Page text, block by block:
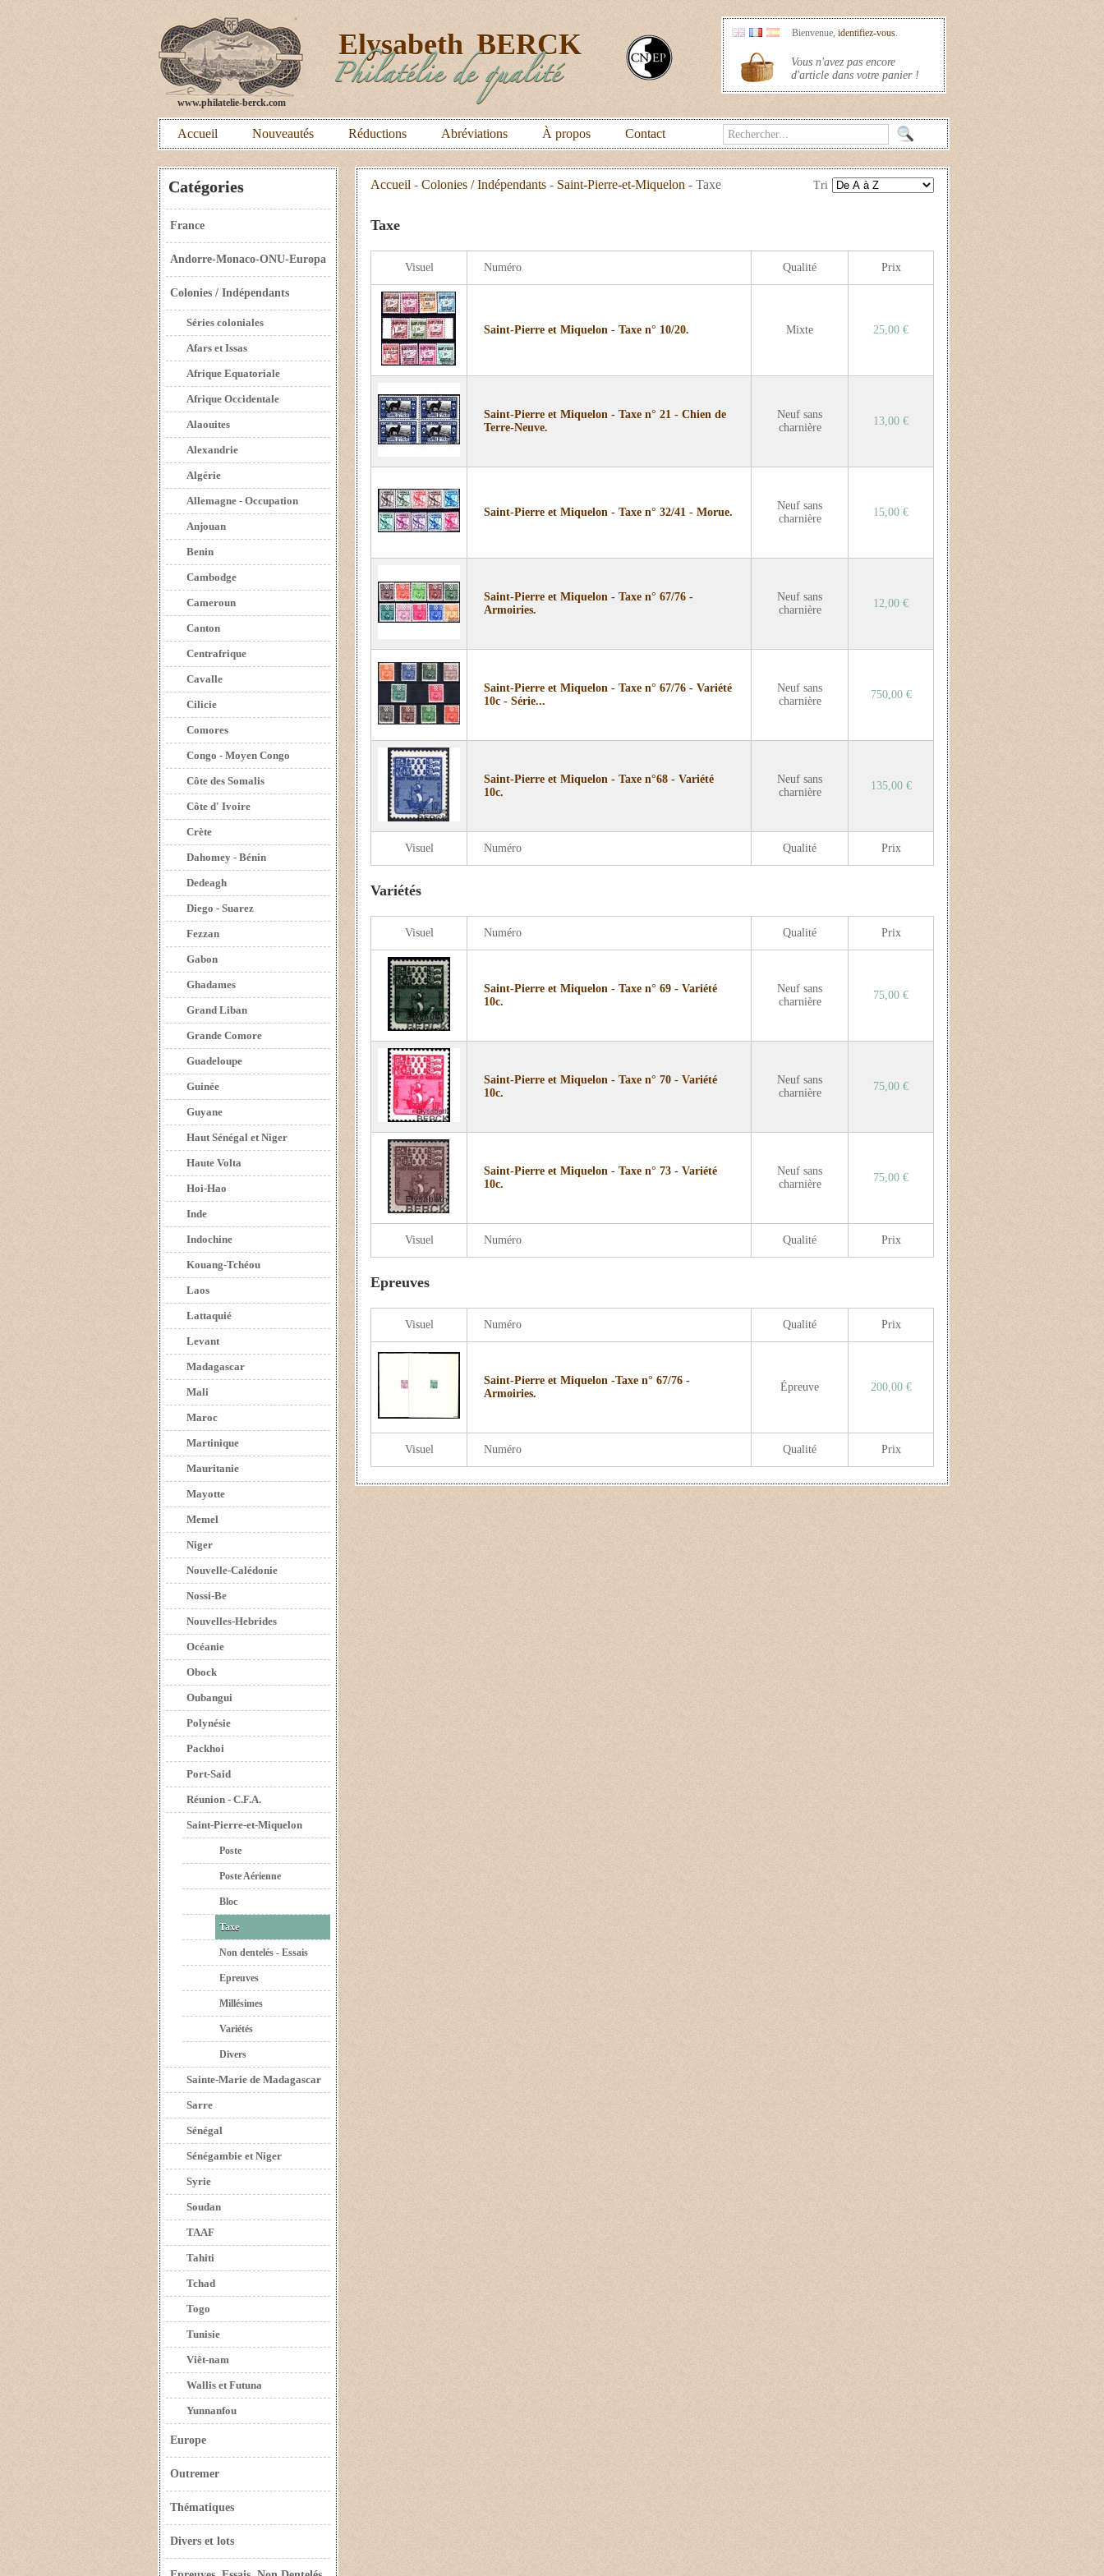
www.philatelie-berck.com
Elysabeth BERCK
Philatélie de qualité
Bienvenue, identifiez-vous.
Vous n'avez pas encore
d'article dans votre panier !
Accueil Nouveautés Réductions Abréviations À propos Contact
Catégories
France
Andorre-Monaco-ONU-Europa
Colonies / Indépendants
Séries coloniales
Afars et Issas
Afrique Equatoriale
Afrique Occidentale
Alaouites
Alexandrie
Algérie
Allemagne - Occupation
Anjouan
Benin
Cambodge
Cameroun
Canton
Centrafrique
Cavalle
Cilicie
Comores
Congo - Moyen Congo
Côte des Somalis
Côte d' Ivoire
Crète
Dahomey - Bénin
Dedeagh
Diego - Suarez
Fezzan
Gabon
Ghadames
Grand Liban
Grande Comore
Guadeloupe
Guinée
Guyane
Haut Sénégal et Niger
Haute Volta
Hoi-Hao
Inde
Indochine
Kouang-Tchéou
Laos
Lattaquié
Levant
Madagascar
Mali
Maroc
Martinique
Mauritanie
Mayotte
Memel
Niger
Nouvelle-Calédonie
Nossi-Be
Nouvelles-Hebrides
Océanie
Obock
Oubangui
Polynésie
Packhoi
Port-Said
Réunion - C.F.A.
Saint-Pierre-et-Miquelon
Poste
Poste Aérienne
Bloc
Taxe
Non dentelés - Essais
Epreuves
Millésimes
Variétés
Divers
Sainte-Marie de Madagascar
Sarre
Sénégal
Sénégambie et Niger
Syrie
Soudan
TAAF
Tahiti
Tchad
Togo
Tunisie
Viêt-nam
Wallis et Futuna
Yunnanfou
Europe
Outremer
Thématiques
Divers et lots
Accueil - Colonies / Indépendants - Saint-Pierre-et-Miquelon - Taxe Tri
Taxe
Visuel Numéro Qualité Prix
Visuel Numéro Qualité Prix
Saint-Pierre et Miquelon - Taxe n° 10/20. Mixte 25,00 €
Saint-Pierre et Miquelon - Taxe n° 21 - Chien de
Terre-Neuve.
Neuf sans
charnière
13,00 €
Saint-Pierre et Miquelon - Taxe n° 32/41 - Morue.
Neuf sans
charnière
15,00 €
Saint-Pierre et Miquelon - Taxe n° 67/76 -
Armoiries.
Neuf sans
charnière
12,00 €
Saint-Pierre et Miquelon - Taxe n° 67/76 - Variété
10c - Série...
Neuf sans
charnière
750,00 €
Saint-Pierre et Miquelon - Taxe n°68 - Variété
10c.
Neuf sans
charnière
135,00 €
Variétés
Visuel Numéro Qualité Prix
Visuel Numéro Qualité Prix
Saint-Pierre et Miquelon - Taxe n° 69 - Variété
10c.
Neuf sans
charnière
75,00 €
Saint-Pierre et Miquelon - Taxe n° 70 - Variété
10c.
Neuf sans
charnière
75,00 €
Saint-Pierre et Miquelon - Taxe n° 73 - Variété
10c.
Neuf sans
charnière
75,00 €
Epreuves
Visuel Numéro Qualité Prix
Visuel Numéro Qualité Prix
Saint-Pierre et Miquelon -Taxe n° 67/76 -
Armoiries.
Épreuve 200,00 €